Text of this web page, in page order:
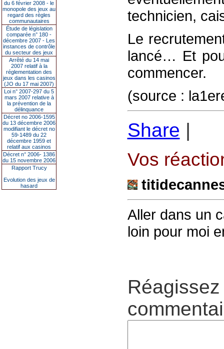
du 6 février 2008 - le
monopole des jeux au
regard des règles
communautaires
Étude de législation
comparée n° 180 -
décembre 2007 - Les
instances de contrôle
du secteur des jeux
Arrêté du 14 mai
2007 relatif à la
réglementation des
jeux dans les casinos
(JO du 17 mai 2007)
Loi n° 2007-297 du 5
mars 2007 relative à
la prévention de la
délinquance
Décret no 2006-1595
du 13 décembre 2006
modifiant le décret no
59-1489 du 22
décembre 1959 et
relatif aux casinos
Décret n° 2006- 1386
du 15 novembre 2006
Rapport Trucy
Evolution des jeux de
hasard
technicien,
Le
lancé… Et
commencer.
(source :
Share |
Vos
Aller dans un
loin pour moi